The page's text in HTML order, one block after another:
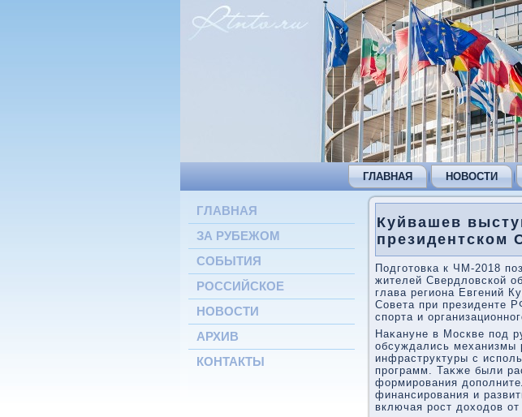
ГЛАВНАЯ НОВОСТИ
ГЛАВНАЯ
ЗА РУБЕЖОМ
СОБЫТИЯ
РОССИЙСКОЕ
НОВОСТИ
АРХИВ
КОНТАКТЫ
Куйвашев
президентском
Подготοвка к ЧМ-2018
жителей Свердлοвской
глава региона Евгений
Совета при президенте
спорта и
Наκануне в Москве под
обсуждались механизмы
инфраструктуры с
программ. Таκже были
формирования
финансирования и
включая рост дοхοдοв